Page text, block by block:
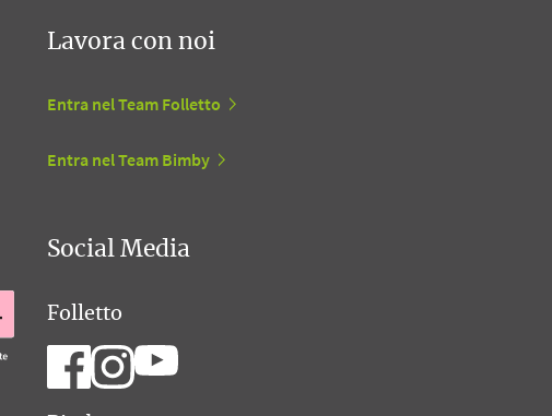
Lavora con noi
Entra nel Team Folletto
Entra nel Team Bimby
Social Media
Folletto